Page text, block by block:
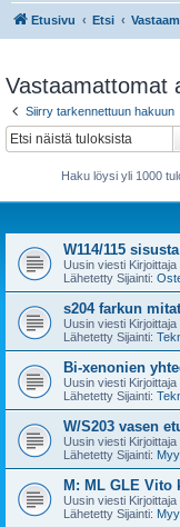
Etusivu Etsi
Vastaamattomat
Siirry tarkennettuun hakuun
Haku löysi yli 1000
W114/115 sisusta
Uusin viesti Kirjoittaja
Lähetetty Sijainti:
s204 farkun mitat
Uusin viesti Kirjoittaja
Lähetetty Sijainti:
Bi-xenonien
Uusin viesti Kirjoittaja
Lähetetty Sijainti:
W/S203 vasen
Uusin viesti Kirjoittaja
Lähetetty Sijainti:
M: ML GLE Vito
Uusin viesti Kirjoittaja
Lähetetty Sijainti: